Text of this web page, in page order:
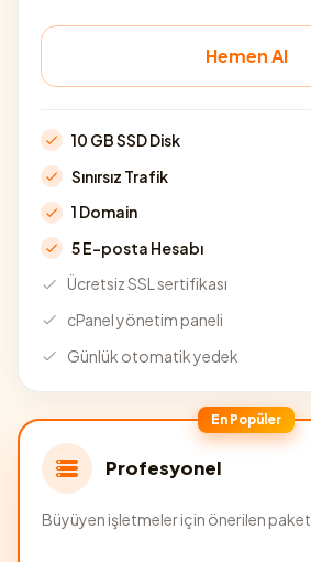
Hemen Al
10 GB SSD Disk
Sınırsız Trafik
1 Domain
5 E-posta Hesabı
Ücretsiz SSL sertifikası
cPanel yönetim paneli
Günlük otomatik yedek
En Popüler
Profesyonel
Büyüyen işletmeler için önerilen paket